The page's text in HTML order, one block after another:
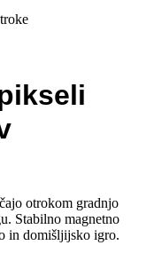
otrokom gradnjo
Stabilno magnetno
in domišljijsko igro.